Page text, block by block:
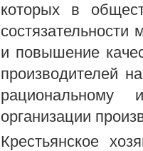
которых в
состязательности
и повышение
производителей
организации
Крестьянское